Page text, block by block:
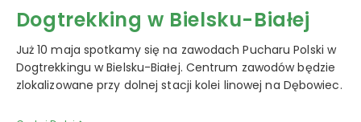
Dogtrekking w Bielsku-Białej
Już 10 maja spotkamy się na zawodach Pucharu Polski w
Dogtrekkingu w Bielsku-Białej. Centrum zawodów będzie
zlokalizowane przy dolnej stacji kolei linowej na Dębowiec.